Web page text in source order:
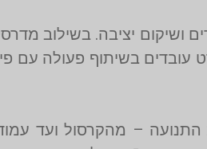
ושיקום יציבה. בשילוב
עובדים בשיתוף פעולה עם
– מהקרסול ועד